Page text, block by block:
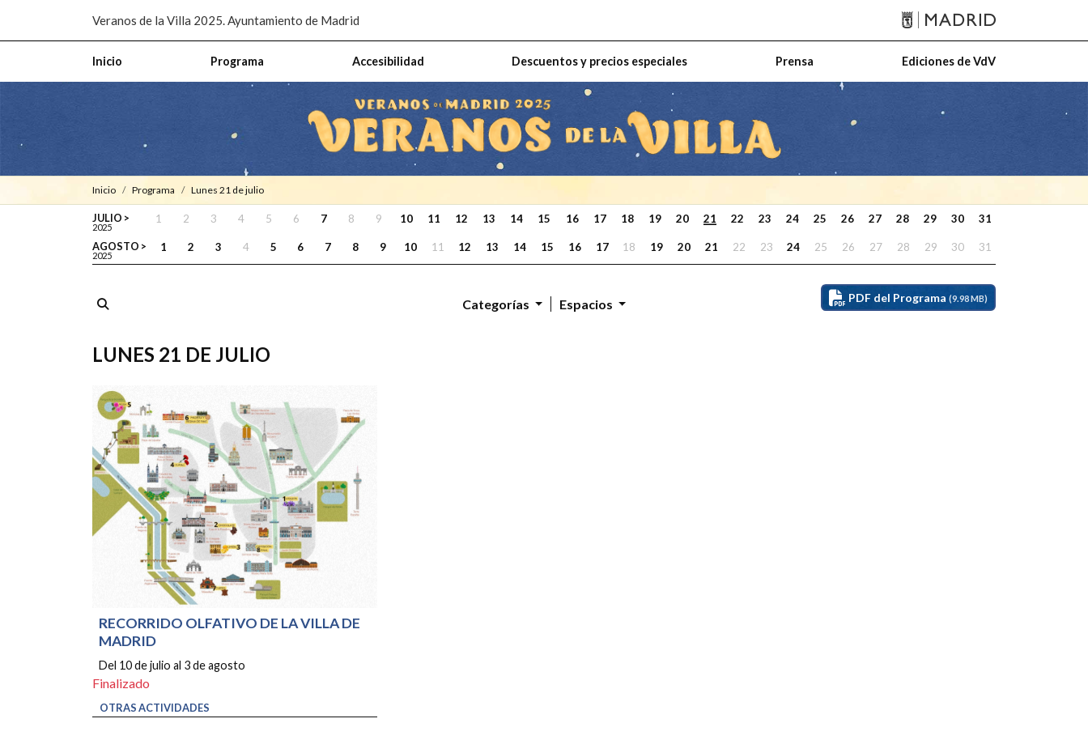
Veranos de la Villa 2025. Ayuntamiento de Madrid
Inicio Programa Accesibilidad Descuentos y precios especiales Prensa Ediciones de VdV
Inicio Programa lunes 21 de julio
JULIO >
2025
1 2 3 4 5 6 7 8 9 10 11 12 13 14 15 16 17 18 19 20 21 22 23 24 25 26 27 28 29 30 31
AGOSTO >
2025
1 2 3 4 5 6 7 8 9 10 11 12 13 14 15 16 17 18 19 20 21 22 23 24 25 26 27 28 29 30 31
Categorías Espacios PDF del Programa (9.98 MB)
LUNES 21 DE JULIO
RECORRIDO OLFATIVO DE LA VILLA DE
MADRID
Del 10 de julio al 3 de agosto
Finalizado
OTRAS ACTIVIDADES